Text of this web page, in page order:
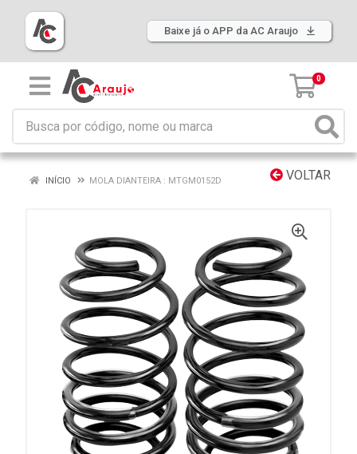
Baixe já o APP da AC Araujo
0
VOLTAR
INÍCIO MOLA DIANTEIRA : MTGM0152D